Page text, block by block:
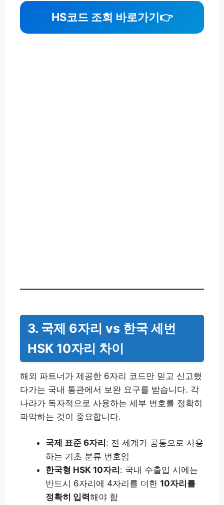
HS코드 조회 바로가기 👉
3. 국제 6자리 vs 한국 세번
HSK 10자리 차이
해외 파트너가 제공한 6자리 코드만 믿고 신고했
다가는 국내 통관에서 보완 요구를 받습니다. 각
나라가 독자적으로 사용하는 세부 번호를 정확히
파악하는 것이 중요합니다.
국제 표준 6자리 : 전 세계가 공통으로 사용
하는 기초 분류 번호임
한국형 HSK 10자리 : 국내 수출입 시에는
반드시 6자리에 4자리를 더한 10자리를
정확히 입력해야 함